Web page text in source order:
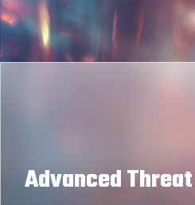
Advanced